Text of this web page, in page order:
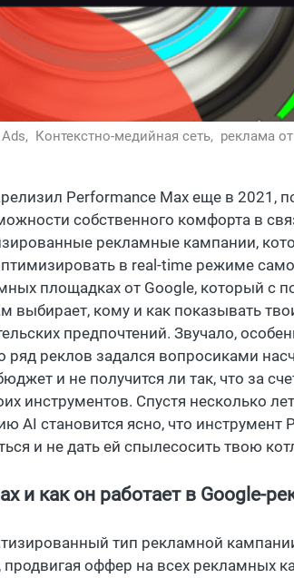
Контекстно-медийная сеть, реклама от
Performance Max еще в 2021,
собственного комфорта в
рекламные кампании,
в real-time режиме
площадках от Google, который с
выбирает, кому и как показывать
предпочтений. Звучало,
ряд реклов задался вопросиками
и не получится ли так, что за
инструментов. Спустя несколько
AI становится ясно, что
и не дать ей спылесосить твою
и как он работает в Google-
тип рекламной
продвигая оффер на всех рекламных